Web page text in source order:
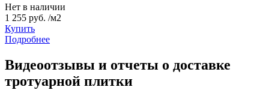
Нет в наличии
1 255 руб. /м2
Купить
Подробнее
Видеоотзывы и отчеты о доставке
тротуарной плитки